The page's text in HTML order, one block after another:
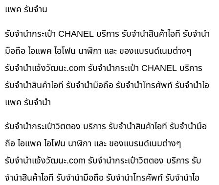
แพค รับจำน
รับจำนำกระเป๋า CHANEL บริการ รับจำนำสินค้าไอที รับจำนำ
มือถือ ไอแพค ไอโฟน นาฬิกา และ ของแบรนด์เนมต่างๆ
รับจํานําแจ้งวัฒนะ.com รับจำนำกระเป๋า CHANEL บริการ
รับจำนำสินค้าไอที รับจำนำมือถือ รับจำนำโทรศัพท์ รับจำนำไอ
แพค รับจำนำ
รับจำนำกระเป๋าวิตตอง บริการ รับจำนำสินค้าไอที รับจำนำมือ
ถือ ไอแพค ไอโฟน นาฬิกา และ ของแบรนด์เนมต่างๆ
รับจํานําแจ้งวัฒนะ.com รับจำนำกระเป๋าวิตตอง บริการ รับ
จำนำสินค้าไอที รับจำนำมือถือ รับจำนำโทรศัพท์ รับจำนำไอ